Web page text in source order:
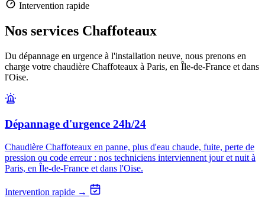
Intervention rapide
Nos services Chaffoteaux
Du dépannage en urgence à l'installation neuve, nous prenons en
charge votre chaudière Chaffoteaux à Paris, en Île-de-France et dans
l'Oise.
Dépannage d'urgence 24h/24
Chaudière Chaffoteaux en panne, plus d'eau chaude, fuite, perte de
pression ou code erreur : nos techniciens interviennent jour et nuit à
Paris, en Île-de-France et dans l'Oise.
Intervention rapide →